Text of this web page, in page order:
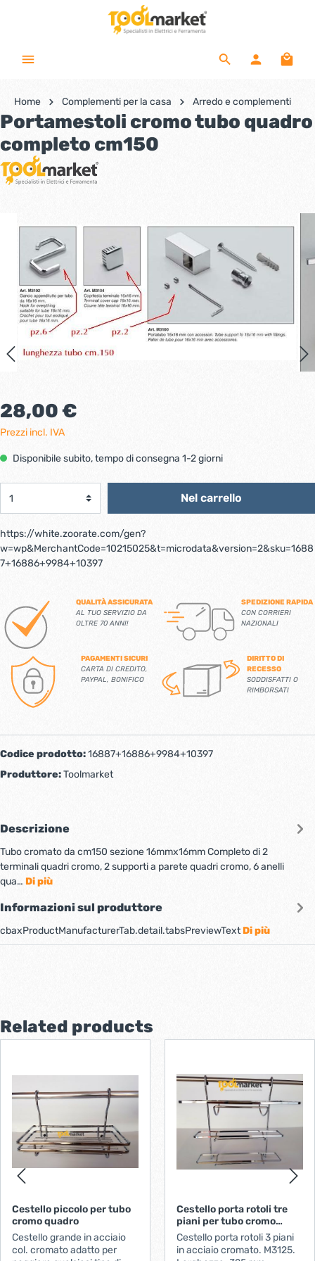
Home Complementi per la casa Arredo e complementi
Portamestoli cromo tubo quadro
completo cm150
28,00 €
Prezzi incl. IVA
Disponibile subito, tempo di consegna 1-2 giorni
Nel carrello
https://white.zoorate.com/gen?
w=wp&MerchantCode=10215025&t=microdata&version=2&sku=1688
7+16886+9984+10397
QUALITÀ ASSICURATA
AL TUO SERVIZIO DA
OLTRE 70 ANNI!
SPEDIZIONE RAPIDA
CON CORRIERI
NAZIONALI
PAGAMENTI SICURI
CARTA DI CREDITO,
PAYPAL, BONIFICO
DIRITTO DI
RECESSO
SODDISFATTI O
RIMBORSATI
Codice prodotto:16887+16886+9984+10397
Produttore:Toolmarket
Descrizione
Tubo cromato da cm150 sezione 16mmx16mm Completo di 2
terminali quadri cromo, 2 supporti a parete quadri cromo, 6 anelli
qua… Di più
Informazioni sul produttore
cbaxProductManufacturerTab.detail.tabsPreviewTextDi più
Related products
Cestello piccolo per tubo
cromo quadro
Cestello grande in acciaio
col. cromato adatto per
Cestello porta rotoli tre
piani per tubo cromo
quadro
Cestello porta rotoli 3 piani
in acciaio cromato. M3125.